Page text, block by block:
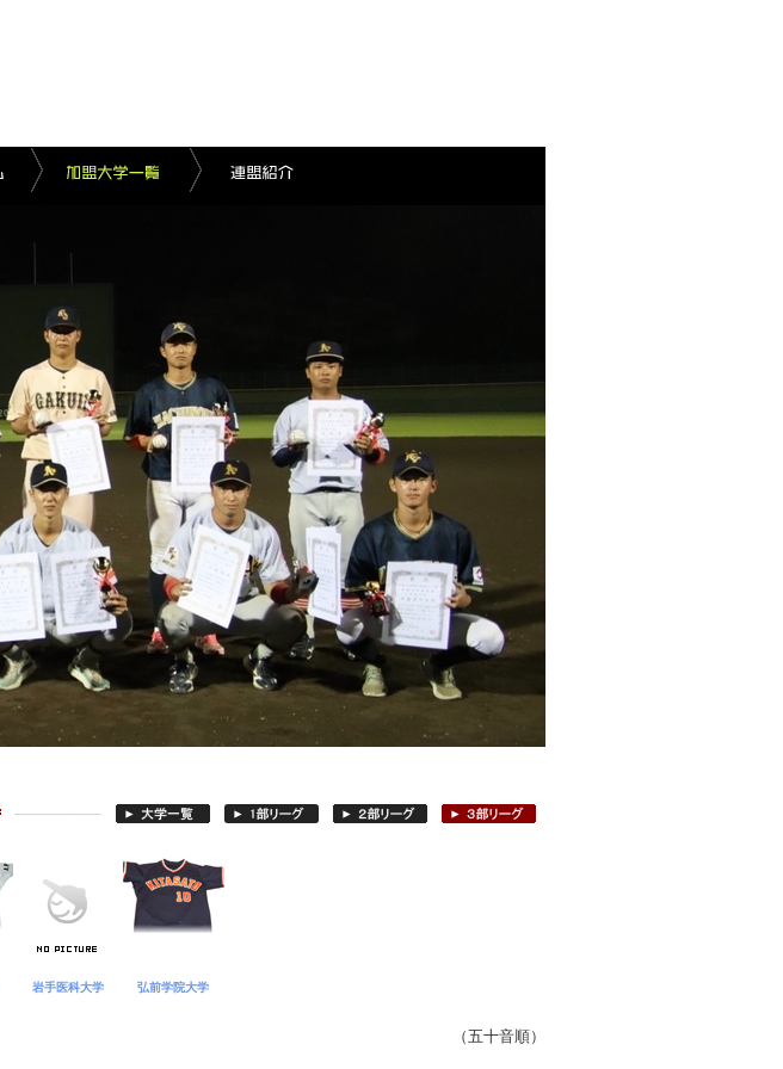
岩手医科大学 弘前学院大学
（五十音順）